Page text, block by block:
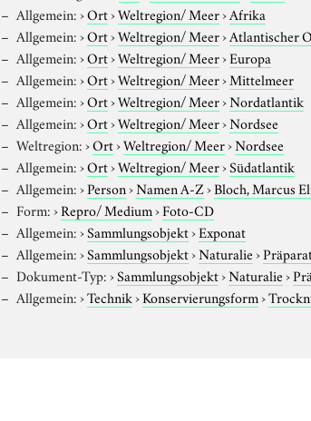
Allgemein:›Ort›Weltregion/ Meer›Afrika
Allgemein:›Ort›Weltregion/ Meer›Atlantischer
Allgemein:›Ort›Weltregion/ Meer›Europa
Allgemein:›Ort›Weltregion/ Meer›Mittelmeer
Allgemein:›Ort›Weltregion/ Meer›Nordatlantik
Allgemein:›Ort›Weltregion/ Meer›Nordsee
Weltregion:›Ort›Weltregion/ Meer›Nordsee
Allgemein:›Ort›Weltregion/ Meer›Südatlantik
Allgemein:›Person›Namen A-Z›Bloch, Marcus
Form:›Repro/ Medium›Foto-CD
Allgemein:›Sammlungsobjekt›Exponat
Allgemein:›Sammlungsobjekt›Naturalie›
Dokument-Typ:›Sammlungsobjekt›Naturalie›
Allgemein:›Technik›Konservierungsform›